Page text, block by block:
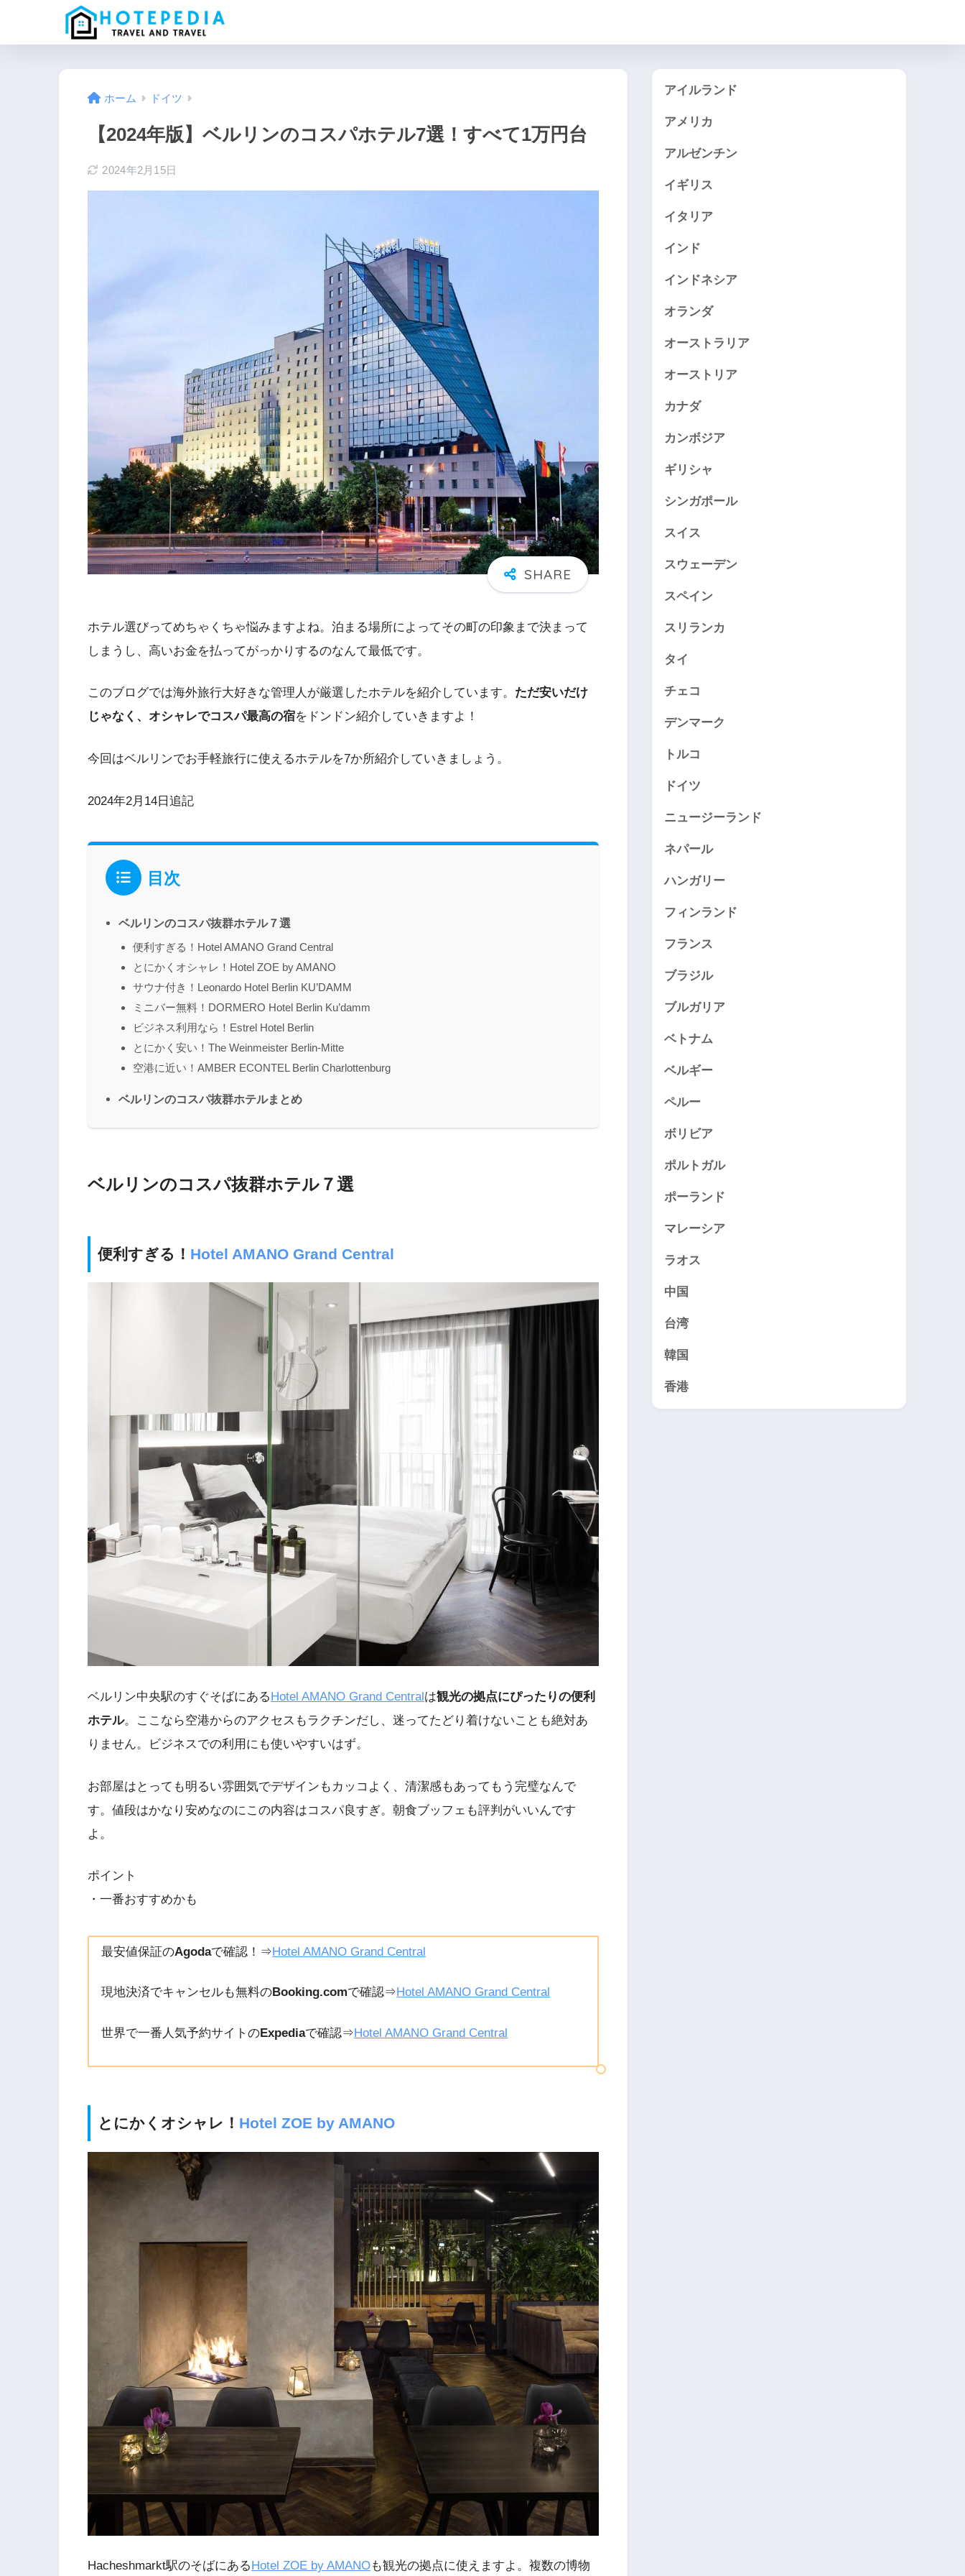
ホーム ドイツ
【2024年版】ベルリンのコスパホテル7選！すべて1万円台
2024年2月15日
ホテル選びってめちゃくちゃ悩みますよね。泊まる場所によってその町の印象まで決まって
しまうし、高いお金を払ってがっかりするのなんて最低です。
このブログでは海外旅行大好きな管理人が厳選したホテルを紹介しています。 ただ安いだけ
じゃなく、オシャレでコスパ最高の宿をドンドン紹介していきますよ！
今回はベルリンでお手軽旅行に使えるホテルを7か所紹介していきましょう。
2024年2月14日追記
目次
ベルリンのコスパ抜群ホテル７選
便利すぎる！Hotel AMANO Grand Central
とにかくオシャレ！Hotel ZOE by AMANO
サウナ付き！Leonardo Hotel Berlin KU’DAMM
ミニバー無料！DORMERO Hotel Berlin Ku’damm
ビジネス利用なら！Estrel Hotel Berlin
とにかく安い！The Weinmeister Berlin-Mitte
空港に近い！AMBER ECONTEL Berlin Charlottenburg
ベルリンのコスパ抜群ホテルまとめ
ベルリンのコスパ抜群ホテル７選
便利すぎる！ Hotel AMANO Grand Central
ベルリン中央駅のすぐそばにあるHotel AMANO Grand Centralは観光の拠点にぴったりの便利
ホテル。ここなら空港からのアクセスもラクチンだし、迷ってたどり着けないことも絶対あ
りません。ビジネスでの利用にも使いやすいはず。
お部屋はとっても明るい雰囲気でデザインもカッコよく、清潔感もあってもう完璧なんで
す。値段はかなり安めなのにこの内容はコスパ良すぎ。朝食ブッフェも評判がいいんです
よ。
ポイント
・一番おすすめかも
最安値保証のAgodaで確認！⇒Hotel AMANO Grand Central
現地決済でキャンセルも無料のBooking.comで確認⇒ Hotel AMANO Grand Central
世界で一番人気予約サイトのExpediaで確認⇒Hotel AMANO Grand Central
とにかくオシャレ！ Hotel ZOE by AMANO
Hacheshmarkt駅のそばにある Hotel ZOE by AMANOも観光の拠点に使えますよ。複数の博物
アイルランド
アメリカ
アルゼンチン
イギリス
イタリア
インド
インドネシア
オランダ
オーストラリア
オーストリア
カナダ
カンボジア
ギリシャ
シンガポール
スイス
スウェーデン
スペイン
スリランカ
タイ
チェコ
デンマーク
トルコ
ドイツ
ニュージーランド
ネパール
ハンガリー
フィンランド
フランス
ブラジル
ブルガリア
ベトナム
ベルギー
ペルー
ボリビア
ポルトガル
ポーランド
マレーシア
ラオス
中国
台湾
韓国
香港